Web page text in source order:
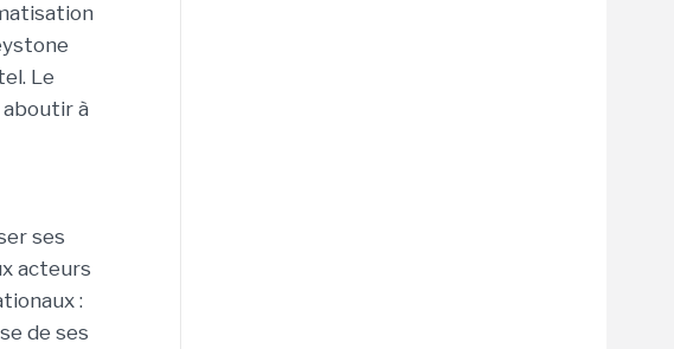
Le
à
ses
acteurs
:
de ses